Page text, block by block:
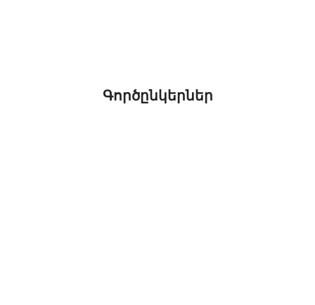
Գործընկերներ